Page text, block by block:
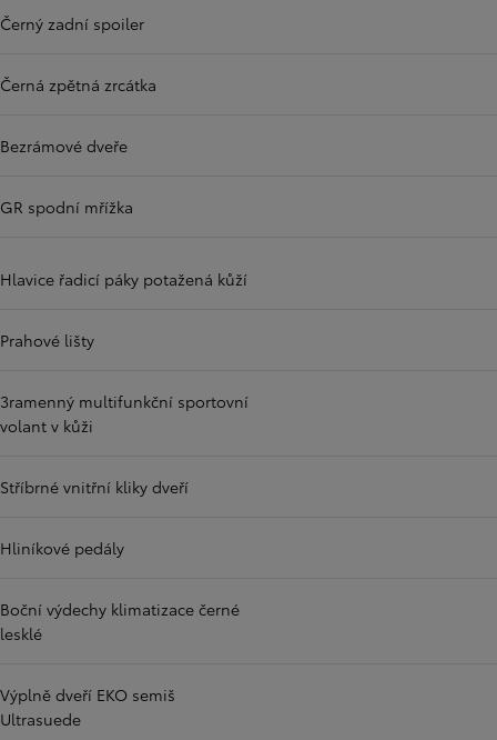
Černý zadní spoiler
Černá zpětná zrcátka
Bezrámové dveře
GR spodní mřížka
Hlavice řadicí páky potažená kůží
Prahové lišty
3ramenný multifunkční sportovní
volant v kůži
Stříbrné vnitřní kliky dveří
Hliníkové pedály
Boční výdechy klimatizace černé
lesklé
Výplně dveří EKO semiš
Ultrasuede